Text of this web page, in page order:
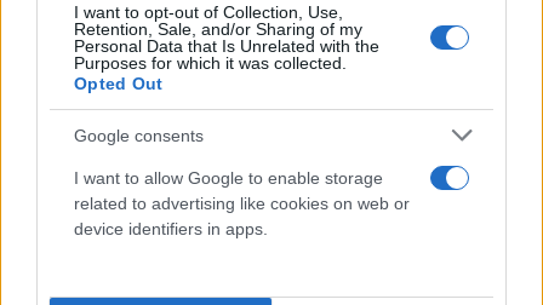
I want to opt-out of Collection, Use,
Retention, Sale, and/or Sharing of my
Personal Data that Is Unrelated with the
Purposes for which it was collected.
Opted Out
Google consents
I want to allow Google to enable storage
related to advertising like cookies on web or
device identifiers in apps.
Contenitore feci da 60 ml - PHARMAFIORE